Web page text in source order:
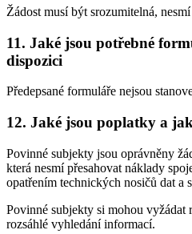
Žádost musí být srozumitelná,
11. Jaké jsou potřebné
dispozici
Předepsané formuláře nejsou
12. Jaké jsou poplatky a
Povinné subjekty jsou oprávněny
která nesmí přesahovat náklady
opatřením technických nosičů dat a
Povinné subjekty si mohou vyžádat
rozsáhlé vyhledání informací.